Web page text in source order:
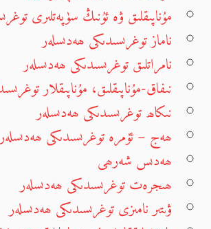
مۇناپىقلىق ۋە ئۇنىڭ سۈپەتلىرى
ناماز توغرىسىدىكى ھەدىسلەر
نامراتلىق توغرىسىدىكى ھەدىسلەر
نىفاق-مۇناپىقلىق، مۇناپىقلار
نىكاھ توغرىسىدىكى ھەدىسلەر
ھەج – ئۆمرە توغرىسىدىكى
ھەدىس شەرھى
ھىجرەت توغرىسىدىكى ھەدىسلەر
ۋىتىر نامىزى توغرىسىدىكى ھەدىسلەر